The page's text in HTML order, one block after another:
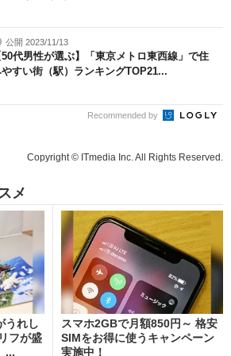
公開 2023/11/13
50代男性が選ぶ】「東京メトロ東西線」で住
やすい街（駅）ランキングTOP21...
Recommended by
Copyright © ITmedia Inc. All Rights Reserved.
メ
うれし
フが盛
...
スマホ2GBで月額850円～ 格安
SIMをお得に使うキャンペーン
実施中！